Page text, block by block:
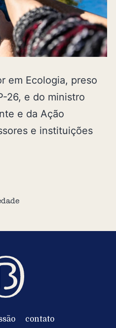
em Ecologia, preso
26, e do ministro
e da Ação
e instituições
contato